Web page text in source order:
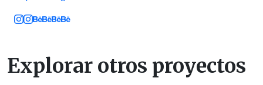
Explorar otros proyectos